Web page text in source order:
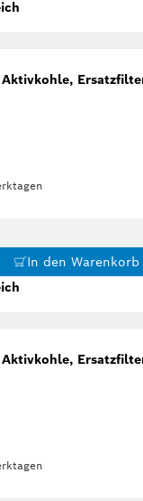
In den Warenkorb